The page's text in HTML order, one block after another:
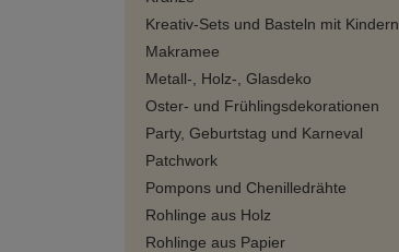
Kreativ-Sets und Basteln mit Kindern
Makramee
Metall-, Holz-, Glasdeko
Oster- und Frühlingsdekorationen
Party, Geburtstag und Karneval
Patchwork
Pompons und Chenilledrähte
Rohlinge aus Holz
Rohlinge aus Papier